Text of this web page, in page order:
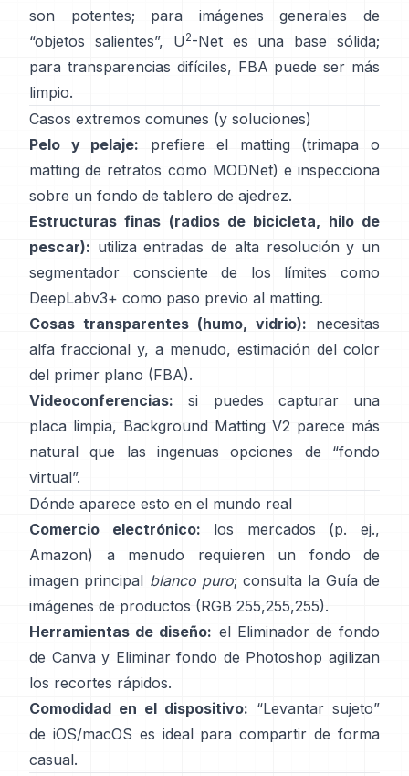
son potentes; para imágenes generales de
“objetos salientes”,
U2-Netes una base sólida;
para transparencias difíciles, FBA puede ser más
limpio.
Casos extremos comunes (y soluciones)
Pelo y pelaje: prefiere el matting (trimapa o
matting de retratos como MODNet) e inspecciona
sobre un fondo de tablero de ajedrez.
Estructuras finas (radios de bicicleta, hilo de
pescar): utiliza entradas de alta resolución y un
segmentador consciente de los límites como
DeepLabv3+ como paso previo al matting.
Cosas transparentes (humo, vidrio): necesitas
alfa fraccional y, a menudo, estimación del color
del primer plano (FBA).
Videoconferencias: si puedes capturar una
placa limpia, Background Matting V2 parece más
natural que las ingenuas opciones de “fondo
virtual”.
Dónde aparece esto en el mundo real
Comercio electrónico: los mercados (p. ej.,
Amazon) a menudo requieren un fondo de
imagen principal blanco puro; consulta la Guía de
imágenes de productos (RGB 255,255,255).
Herramientas de diseño: el Eliminador de fondo
de Canva y Eliminar fondo de Photoshop agilizan
los recortes rápidos.
Comodidad en el dispositivo: “Levantar sujeto”
de iOS/macOS es ideal para compartir de forma
casual.